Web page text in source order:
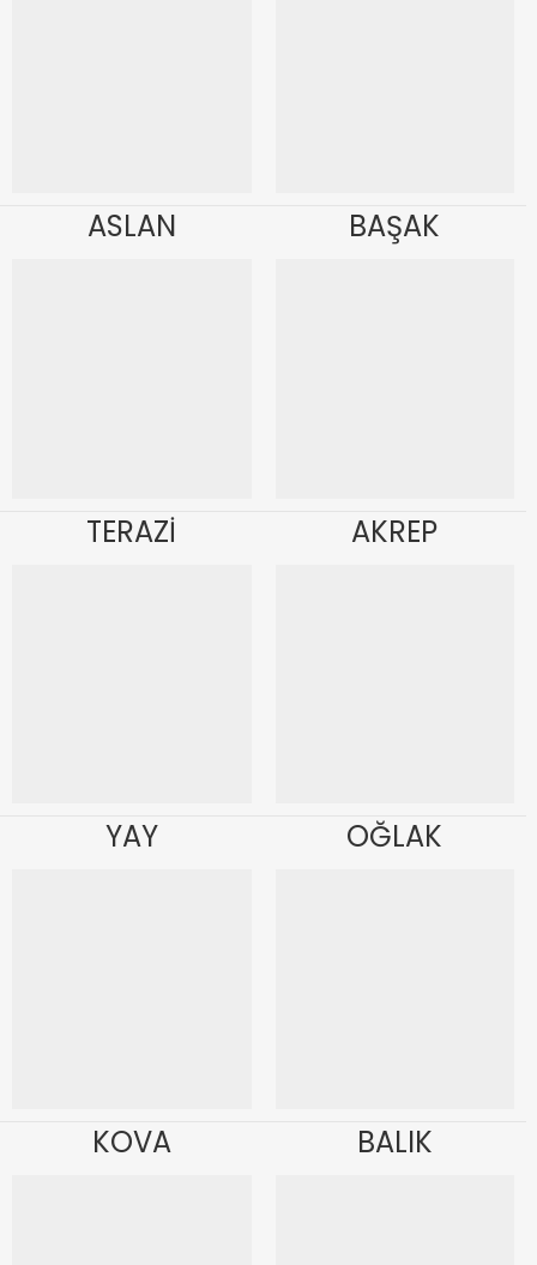
ASLAN BAŞAK
TERAZİ AKREP
YAY OĞLAK
KOVA BALIK